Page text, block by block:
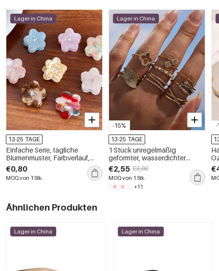
Lager in China
13-25 TAGE
Einfache Serie, tägliche
Blumenmuster, Farbverlauf,
Acetat, Strass-Haarspangen
€0,80
MOQ von 1 Stk.
-15%
Lager in China
13-25 TAGE
1 Stück unregelmäßig
geformter, wasserdichter
Damenring aus Edelstahl in
Goldfarbe mit Edelsteinen
€2,55 €3,00
MOQ von 1 Stk.
+11
-
Ähnlichen Produkten
Lager in China Lager in China